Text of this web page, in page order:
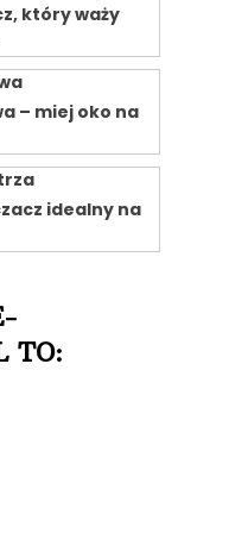
który waży
– miej oko na
idealny na
TO: